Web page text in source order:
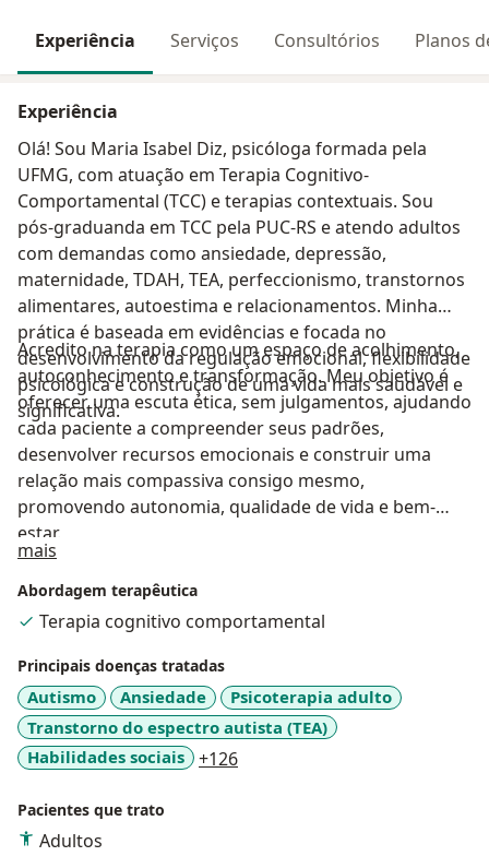
Experiência Serviços Consultórios Planos
Experiência
Olá! Sou Maria Isabel Diz, psicóloga formada pela
UFMG, com atuação em Terapia Cognitivo-
Comportamental (TCC) e terapias contextuais. Sou
pós-graduanda em TCC pela PUC-RS e atendo adultos
com demandas como ansiedade, depressão,
maternidade, TDAH, TEA, perfeccionismo, transtornos
alimentares, autoestima e relacionamentos. Minha
prática é baseada em evidências e focada no
desenvolvimento da regulação emocional, flexibilidade
psicológica e construção de uma vida mais saudável e
significativa.
Acredito na terapia como um espaço de acolhimento,
autoconhecimento e transformação. Meu objetivo é
oferecer uma escuta ética, sem julgamentos, ajudando
cada paciente a compreender seus padrões,
desenvolver recursos emocionais e construir uma
relação mais compassiva consigo mesmo,
promovendo autonomia, qualidade de vida e bem-
estar.
mais
Abordagem terapêutica
Terapia cognitivo comportamental
Principais doenças tratadas
Autismo Ansiedade
Psicoterapia adulto
Transtorno do espectro autista (TEA)
Habilidades sociais
+126a11y_sr_more_diseases
Pacientes que trato
Adultos